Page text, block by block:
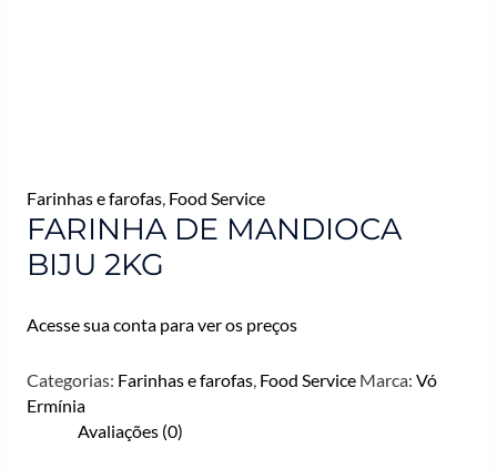
Farinhas e farofas, Food Service
FARINHA DE MANDIOCA
BIJU 2KG
Acesse sua conta para ver os preços
Categorias: Farinhas e farofas, Food Service Marca: Vó
Ermínia
Avaliações (0)